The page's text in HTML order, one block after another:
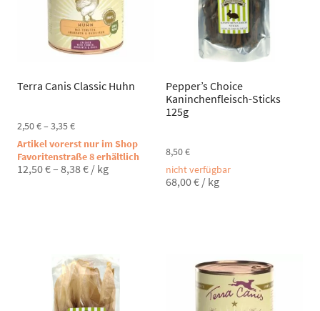
Terra Canis Classic Huhn
2,50€– 3,35€
Artikel vorerst nur im Shop
Favoritenstraße 8 erhältlich
12,50€– 8,38€ / kg
Pepper’s Choice
Kaninchenfleisch-Sticks
125g
8,50€
nicht verfügbar
68,00€ / kg